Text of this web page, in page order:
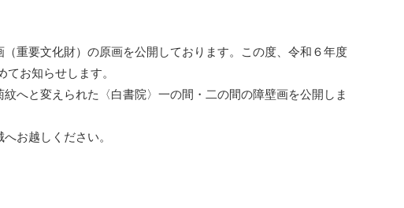
重要文化財）の原画を公開しております。この度、令和６年度
お知らせします。
へと変えられた〈白書院〉一の間・二の間の障壁画を公開しま
お越しください。